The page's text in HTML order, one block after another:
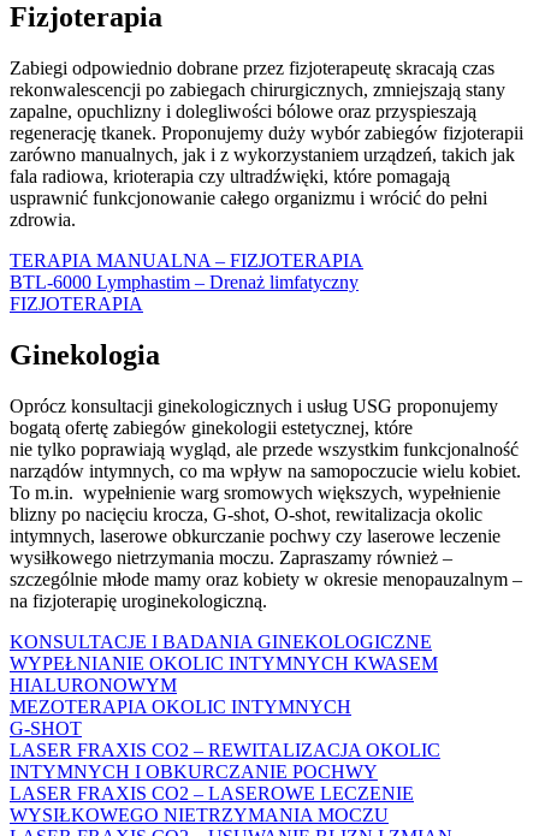
Fizjoterapia
Zabiegi odpowiednio dobrane przez fizjoterapeutę skracają czas
rekonwalescencji po zabiegach chirurgicznych, zmniejszają stany
zapalne, opuchlizny i dolegliwości bólowe oraz przyspieszają
regenerację tkanek. Proponujemy duży wybór zabiegów fizjoterapii
zarówno manualnych, jak i z wykorzystaniem urządzeń, takich jak
fala radiowa, krioterapia czy ultradźwięki, które pomagają
usprawnić funkcjonowanie całego organizmu i wrócić do pełni
zdrowia.
TERAPIA MANUALNA – FIZJOTERAPIA
BTL-6000 Lymphastim – Drenaż limfatyczny
FIZJOTERAPIA
Ginekologia
Oprócz konsultacji ginekologicznych i usług USG proponujemy
bogatą ofertę zabiegów ginekologii estetycznej, które
nie tylko poprawiają wygląd, ale przede wszystkim funkcjonalność
narządów intymnych, co ma wpływ na samopoczucie wielu kobiet.
To m.in. wypełnienie warg sromowych większych, wypełnienie
blizny po nacięciu krocza, G-shot, O-shot, rewitalizacja okolic
intymnych, laserowe obkurczanie pochwy czy laserowe leczenie
wysiłkowego nietrzymania moczu. Zapraszamy również –
szczególnie młode mamy oraz kobiety w okresie menopauzalnym –
na fizjoterapię uroginekologiczną.
KONSULTACJE I BADANIA GINEKOLOGICZNE
WYPEŁNIANIE OKOLIC INTYMNYCH KWASEM
HIALURONOWYM
MEZOTERAPIA OKOLIC INTYMNYCH
G-SHOT
LASER FRAXIS CO2 – REWITALIZACJA OKOLIC
INTYMNYCH I OBKURCZANIE POCHWY
LASER FRAXIS CO2 – LASEROWE LECZENIE
WYSIŁKOWEGO NIETRZYMANIA MOCZU